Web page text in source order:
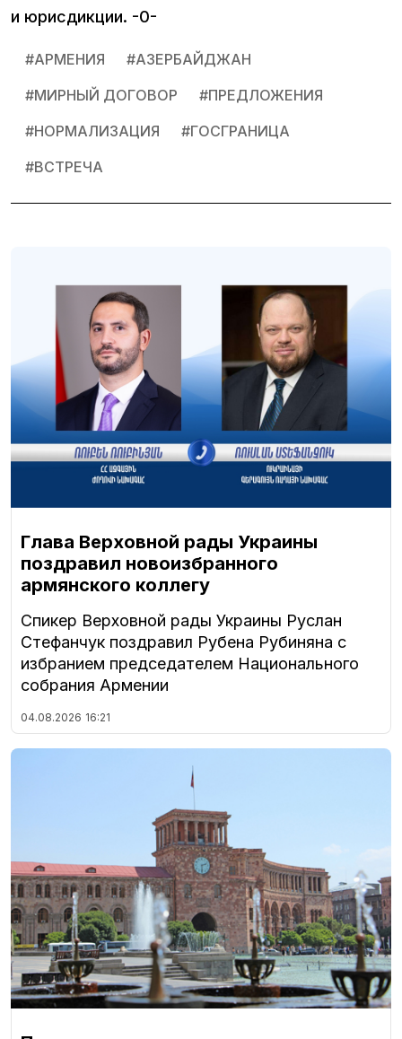
и юрисдикции. -0-
#АРМЕНИЯ #АЗЕРБАЙДЖАН
#МИРНЫЙ ДОГОВОР #ПРЕДЛОЖЕНИЯ
#НОРМАЛИЗАЦИЯ #ГОСГРАНИЦА
#ВСТРЕЧА
Глава Верховной рады Украины
поздравил новоизбранного
армянского коллегу
Спикер Верховной рады Украины Руслан
Стефанчук поздравил Рубена Рубиняна с
избранием председателем Национального
собрания Армении
04.08.2026 16:21